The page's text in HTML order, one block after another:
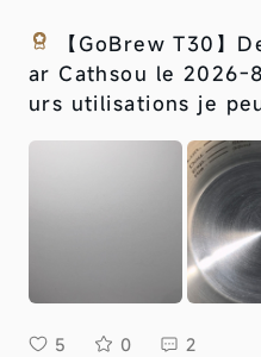
【GoBrew T30】
ar Cathsou le 2026-
urs utilisations je
5 0 2